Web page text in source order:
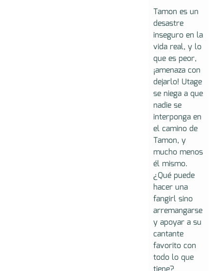
Tamon es un
desastre
inseguro en la
vida real, y lo
que es peor,
¡amenaza con
dejarlo! Utage
se niega a que
nadie se
interponga en
el camino de
Tamon, y
mucho menos
él mismo.
¿Qué puede
hacer una
fangirl sino
arremangarse
y apoyar a su
cantante
favorito con
todo lo que